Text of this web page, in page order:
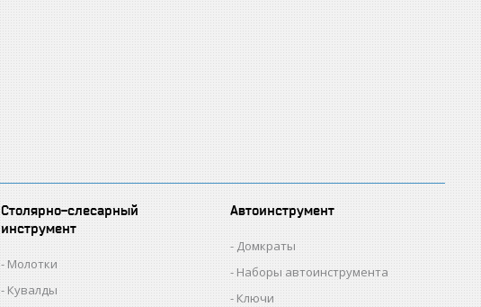
Столярно-слесарный
инструмент
Молотки
Кувалды
Автоинструмент
Домкраты
Наборы автоинструмента
Ключи